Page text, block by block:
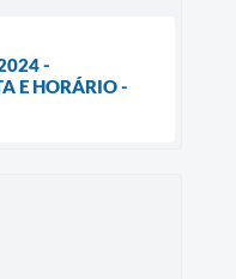
-
E HORÁRIO -